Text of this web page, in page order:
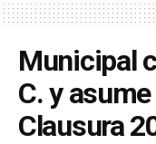
Municipal
C. y
Clausura